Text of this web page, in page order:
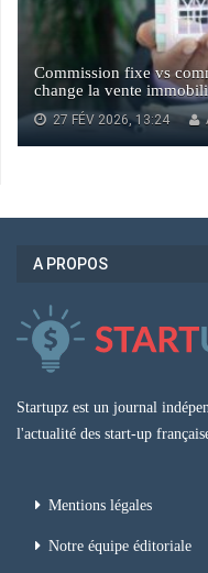
Commission fixe vs
change la vente
27 FÉV 2026, 13:24
A PROPOS
Startupz est un journal
l'actualité des start-up
Mentions légales
Notre équipe éditoriale